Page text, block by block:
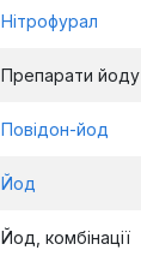
Нітрофурал
Препарати йоду
Повідон-йод
Йод
Йод, комбінації